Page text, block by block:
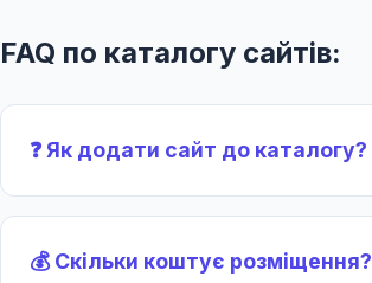
FAQ по каталогу сайтів:
❓ Як додати сайт до каталогу?
💰 Скільки коштує розміщення?